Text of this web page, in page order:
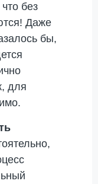
без
Даже
бы,
для